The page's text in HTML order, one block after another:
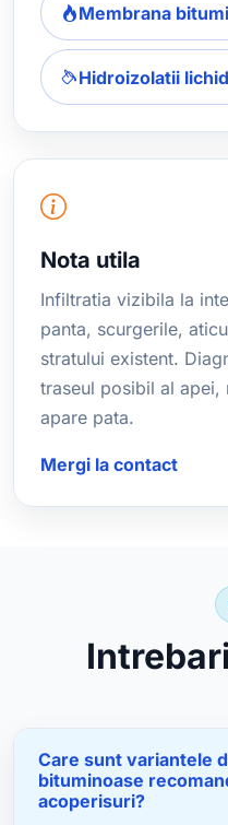
Membrana
Hidroizolatii
Nota utila
Infiltratia vizibila la
panta, scurgerile,
stratului existent.
traseul posibil al apei,
apare pata.
Mergi la contact
Care sunt variantele
bituminoase
acoperisuri?